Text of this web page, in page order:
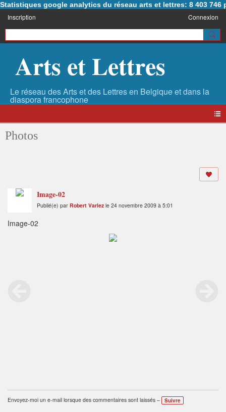
Statistiques google analytics du réseau arts et lettres: 8 403 746
Inscription Connexion
Arts et Lettres
Photos
Image-02
Publié(e) par Robert Varlez le 24 novembre 2009 à 5:01
Image-02
Envoyez-moi un e-mail lorsque des commentaires sont laissés – Suivre